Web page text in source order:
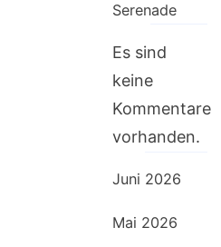
Serenade
Es sind
keine
Kommentare
vorhanden.
Juni 2026
Mai 2026